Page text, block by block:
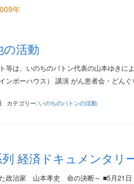
年
の活動
等は、いのちのバトン代表の山本ゆき
ンボーハウス） 講演 がん患者会・どん
カテゴリー: いのちのバトンの活動
経済ドキュメンタリ
政治家 山本孝史 命の決断～ ■5月21